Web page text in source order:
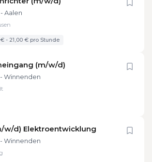
Aalen
- 21,00 € pro Stunde
(m/w/d)
Winnenden
w/d) Elektroentwicklung
Winnenden